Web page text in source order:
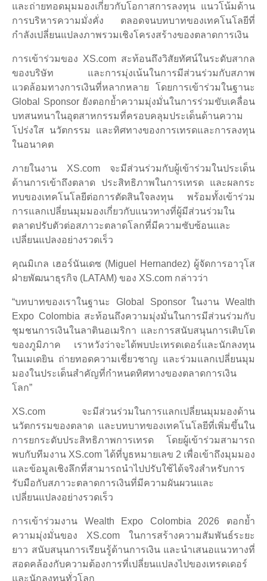
และถ่ายทอดมุมมองเกี่ยวกับโอกาสการลงทุน แนวโน้มด้าน
การบริหารความมั่งคั่ง ตลอดจนบทบาทของเทคโนโลยีที่
กำลังเปลี่ยนแปลงภาพรวมเชิงโครงสร้างของตลาดการเงิน
การเข้าร่วมของ XS.com สะท้อนถึงวิสัยทัศน์ในระดับสากล
ของบริษัท และการมุ่งเน้นในการมีส่วนร่วมกับสภาพ
แวดล้อมทางการเงินที่หลากหลาย โดยการเข้าร่วมในฐานะ
Global Sponsor ยังตอกย้ำความมุ่งมั่นในการร่วมขับเคลื่อน
บทสนทนาในอุตสาหกรรมที่ครอบคลุมประเด็นด้านความ
โปร่งใส นวัตกรรม และทิศทางของการเทรดและการลงทุน
ในอนาคต
ภายในงาน XS.com จะมีส่วนร่วมกับผู้เข้าร่วมในประเด็น
ด้านการเข้าถึงตลาด ประสิทธิภาพในการเทรด และผลกระ
ทบของเทคโนโลยีต่อการตัดสินใจลงทุน พร้อมทั้งเข้าร่วม
การแลกเปลี่ยนมุมมองเกี่ยวกับแนวทางที่ผู้มีส่วนร่วมใน
ตลาดปรับตัวต่อสภาวะตลาดโลกที่มีความซับซ้อนและ
เปลี่ยนแปลงอย่างรวดเร็ว
คุณมิเกล เฮอร์นันเดซ (Miguel Hernandez) ผู้จัดการอาวุโส
ฝ่ายพัฒนาธุรกิจ (LATAM) ของ XS.com กล่าวว่า
“บทบาทของเราในฐานะ Global Sponsor ในงาน Wealth
Expo Colombia สะท้อนถึงความมุ่งมั่นในการมีส่วนร่วมกับ
ชุมชนการเงินในลาตินอเมริกา และการสนับสนุนการเติบโต
ของภูมิภาค เราหวังว่าจะได้พบปะเทรดเดอร์และนักลงทุน
ในเมเดยิน ถ่ายทอดความเชี่ยวชาญ และร่วมแลกเปลี่ยนมุม
มองในประเด็นสำคัญที่กำหนดทิศทางของตลาดการเงิน
โลก”
XS.com จะมีส่วนร่วมในการแลกเปลี่ยนมุมมองด้าน
นวัตกรรมของตลาด และบทบาทของเทคโนโลยีที่เพิ่มขึ้นใน
การยกระดับประสิทธิภาพการเทรด โดยผู้เข้าร่วมสามารถ
พบกับทีมงาน XS.com ได้ที่บูธหมายเลข 2 เพื่อเข้าถึงมุมมอง
และข้อมูลเชิงลึกที่สามารถนำไปปรับใช้ได้จริงสำหรับการ
รับมือกับสภาวะตลาดการเงินที่มีความผันผวนและ
เปลี่ยนแปลงอย่างรวดเร็ว
การเข้าร่วมงาน Wealth Expo Colombia 2026 ตอกย้ำ
ความมุ่งมั่นของ XS.com ในการสร้างความสัมพันธ์ระยะ
ยาว สนับสนุนการเรียนรู้ด้านการเงิน และนำเสนอแนวทางที่
สอดคล้องกับความต้องการที่เปลี่ยนแปลงไปของเทรดเดอร์
และนักลงทุนทั่วโลก